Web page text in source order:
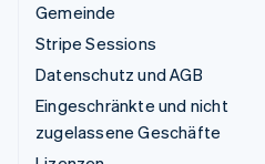
Gemeinde
Stripe Sessions
Datenschutz und AGB
Eingeschränkte und nicht
zugelassene Geschäfte